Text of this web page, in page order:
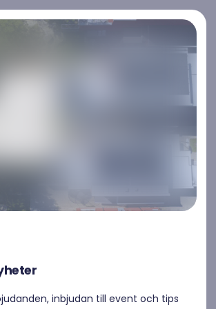
Kontakta oss
Kontakta oss
Elmia Solar 2026
inbjudan till event och tips